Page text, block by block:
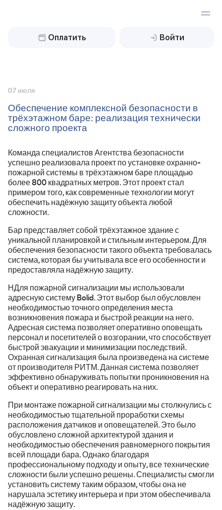
Оплатить Войти
Охрана жилой недвижимости
Дом, коттедж
Квартира
Дача
Гараж
Охрана бизнес-объектов
Склады
Промышленные объекты
Офисы
Магазины
Банки
Рестораны, кафе
Техническая охрана
Видеонаблюдение
Тревожная кнопка
Охранная сигнализация
Пожарная сигнализация
Системы контроля управления доступом (СКУД)
Пультовая охрана
Обслуживание оборудования
Цены
Оплата
Личный кабинет
Как это работает
Ответы на вопросы
Акции
О компании
О компании
Вакансии
Новости
Блог
Отзывы и благодарности
Лицензии
Реквизиты
Контакты
8(846)202-90-90
Отдел продаж
Заказать звонок
Тольятти и области с 2002 года
07 июля
Обеспечение комплексной безопасности в
трёхэтажном баре: реализация технически
сложного проекта
Команда специалистов Агентства безопасности
успешно реализовала проект по установке охранно-
пожарной системы в трёхэтажном баре площадью
более 800 квадратных метров. Этот проект стал
примером того, как современные технологии могут
обеспечить надёжную защиту объекта любой
сложности.
Бар представляет собой трёхэтажное здание с
уникальной планировкой и стильным интерьером. Для
обеспечения безопасности такого объекта требовалась
система, которая бы учитывала все его особенности и
предоставляла надёжную защиту.
НДля пожарной сигнализации мы использовали
адресную систему Bolid. Этот выбор был обусловлен
необходимостью точного определения места
возникновения пожара и быстрой реакции на него.
Адресная система позволяет оперативно оповещать
персонал и посетителей о возгорании, что способствует
быстрой эвакуации и минимизации последствий.
Охранная сигнализация была произведена на системе
от производителя РИТМ. Данная система позволяет
эффективно обнаруживать попытки проникновения на
объект и оперативно реагировать на них.
При монтаже пожарной сигнализации мы столкнулись с
необходимостью тщательной проработки схемы
расположения датчиков и оповещателей. Это было
обусловлено сложной архитектурой здания и
необходимостью обеспечения равномерного покрытия
всей площади бара. Однако благодаря
профессиональному подходу и опыту, все технические
сложности были успешно решены. Специалисты смогли
установить систему таким образом, чтобы она не
нарушала эстетику интерьера и при этом обеспечивала
надёжную защиту.